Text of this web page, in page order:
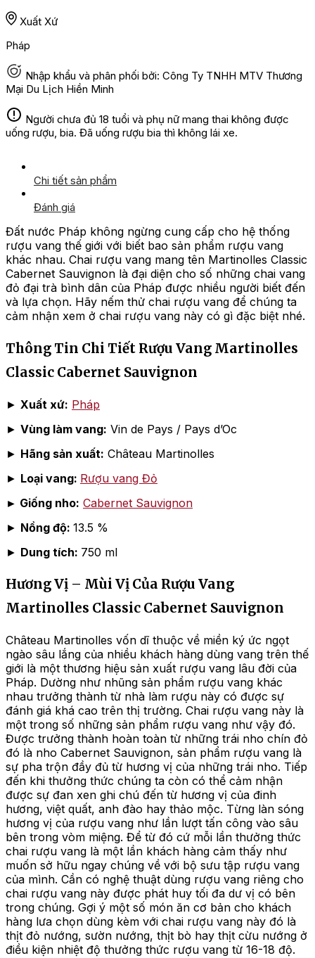
Xuất Xứ
Pháp
Nhập khẩu và phân phối bởi: Công Ty TNHH MTV Thương
Mại Du Lịch Hiền Minh
Người chưa đủ 18 tuổi và phụ nữ mang thai không được
uống rượu, bia. Đã uống rượu bia thì không lái xe.
Chi tiết sản phẩm
Đánh giá
Đất nước Pháp không ngừng cung cấp cho hệ thống
rượu vang thế giới với biết bao sản phẩm rượu vang
khác nhau. Chai rượu vang mang tên Martinolles Classic
Cabernet Sauvignon là đại diện cho số những chai vang
đỏ đại trà bình dân của Pháp được nhiều người biết đến
và lựa chọn. Hãy nếm thử chai rượu vang để chúng ta
cảm nhận xem ở chai rượu vang này có gì đặc biệt nhé.
Thông Tin Chi Tiết Rượu Vang Martinolles
Classic Cabernet Sauvignon
► Xuất xứ: Pháp
► Vùng làm vang: Vin de Pays / Pays d’Oc
► Hãng sản xuất: Château Martinolles
► Loại vang: Rượu vang Đỏ
► Giống nho: Cabernet Sauvignon
► Nồng độ: 13.5 %
► Dung tích: 750 ml
Hương Vị – Mùi Vị Của Rượu Vang
Martinolles Classic Cabernet Sauvignon
Château Martinolles vốn dĩ thuộc về miền ký ức ngọt
ngào sâu lắng của nhiều khách hàng dùng vang trên thế
giới là một thương hiệu sản xuất rượu vang lâu đời của
Pháp. Dường như nhũng sản phẩm rượu vang khác
nhau trưởng thành từ nhà làm rượu này có được sự
đánh giá khá cao trên thị trường. Chai rượu vang này là
một trong số những sản phẩm rượu vang như vậy đó.
Được trưởng thành hoàn toàn từ những trái nho chín đỏ
đó là nho Cabernet Sauvignon, sản phẩm rượu vang là
sự pha trộn đầy đủ từ hương vị của những trái nho. Tiếp
đến khi thưởng thức chúng ta còn có thể cảm nhận
được sự đan xen ghi chú đến từ hương vị của đinh
hương, việt quất, anh đào hay thảo mộc. Từng làn sóng
hương vị của rượu vang như lần lượt tấn công vào sâu
bên trong vòm miệng. Để từ đó cứ mỗi lần thưởng thức
chai rượu vang là một lần khách hàng cảm thấy như
muốn sở hữu ngay chúng về với bộ sưu tập rượu vang
của mình. Cần có nghệ thuật dùng rượu vang riêng cho
chai rượu vang này được phát huy tối đa dư vị có bên
trong chúng. Gợi ý một số món ăn cơ bản cho khách
hàng lưa chọn dùng kèm với chai rượu vang này đó là
thịt đỏ nướng, sườn nướng, thịt bò hay thịt cừu nướng ở
điều kiện nhiệt độ thưởng thức rượu vang từ 16-18 độ.